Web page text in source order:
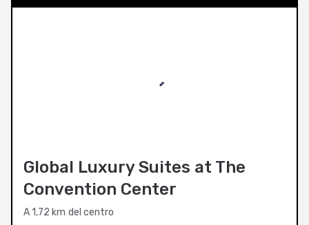
Global Luxury Suites at The
Convention Center
A 1,72 km del centro